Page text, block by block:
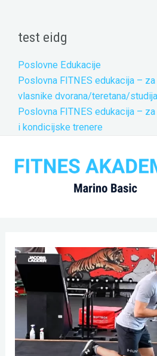
contenttest eidg
Poslovne Edukacije
Poslovna FITNES edukacija – za
vlasnike dvorana/teretana/studija
Poslovna FITNES edukacija –
i kondicijske trenere